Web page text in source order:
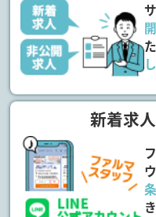
新着求